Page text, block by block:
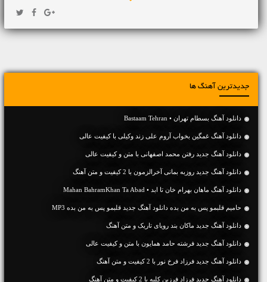
جدیدترین آهنگ ها
دانلود آهنگ بسطام تهران • Bastaam Tehran
دانلود آهنگ غمگین بخواب آروم علی زند وکیلی با کیفیت عالی
دانلود آهنگ جديد رفتن محمد اصفهانی با متن و کیفیت عالی
دانلود آهنگ جديد روزبه بمانی آخرالزمون با 2 کیفیت و متن آهنگ
دانلود آهنگ ماهان بهرام خان تا ابد • Mahan BahramKhan Ta Abad
حامیم قلبمو پس به من بده دانلود آهنگ جدید قلبمو پس به من بده MP3
دانلود آهنگ جديد ماکان بند رویای تاریک و متن آهنگ
دانلود آهنگ جديد فرشته حامد همایون با متن و کیفیت عالی
دانلود آهنگ جديد فرزاد فرخ نور با 2 کیفیت و متن آهنگ
دانلود آهنگ جديد فرزاد فرزین کلبه با 2 کیفیت و متن آهنگ